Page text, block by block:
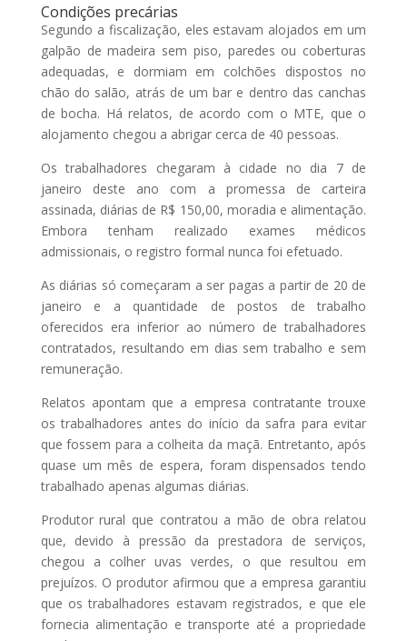
Condições precárias
Segundo a fiscalização, eles estavam alojados em um
galpão de madeira sem piso, paredes ou coberturas
adequadas, e dormiam em colchões dispostos no
chão do salão, atrás de um bar e dentro das canchas
de bocha. Há relatos, de acordo com o MTE, que o
alojamento chegou a abrigar cerca de 40 pessoas.
Os trabalhadores chegaram à cidade no dia 7 de
janeiro deste ano com a promessa de carteira
assinada, diárias de R$ 150,00, moradia e alimentação.
Embora tenham realizado exames médicos
admissionais, o registro formal nunca foi efetuado.
As diárias só começaram a ser pagas a partir de 20 de
janeiro e a quantidade de postos de trabalho
oferecidos era inferior ao número de trabalhadores
contratados, resultando em dias sem trabalho e sem
remuneração.
Relatos apontam que a empresa contratante trouxe
os trabalhadores antes do início da safra para evitar
que fossem para a colheita da maçã. Entretanto, após
quase um mês de espera, foram dispensados tendo
trabalhado apenas algumas diárias.
Produtor rural que contratou a mão de obra relatou
que, devido à pressão da prestadora de serviços,
chegou a colher uvas verdes, o que resultou em
prejuízos. O produtor afirmou que a empresa garantiu
que os trabalhadores estavam registrados, e que ele
fornecia alimentação e transporte até a propriedade